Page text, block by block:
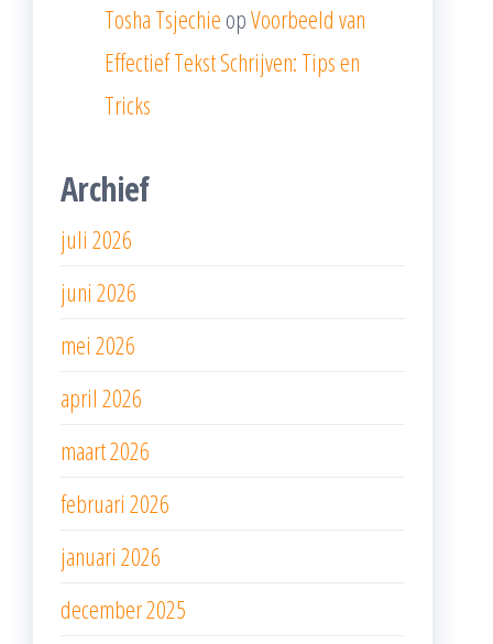
Tosha Tsjechie opVoorbeeld van
Effectief Tekst Schrijven: Tips en
Tricks
Archief
juli 2026
juni 2026
mei 2026
april 2026
maart 2026
februari 2026
januari 2026
december 2025